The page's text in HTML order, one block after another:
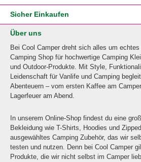
Sicher Einkaufen
Über uns
Bei Cool Camper dreht sich alles um
Camping Shop für hochwertige Camping
und Outdoor-Produkte. Mit Style,
Leidenschaft für Vanlife und Camping
Abenteuern – vom ersten Kaffee am
Lagerfeuer am Abend.
In unserem Online-Shop findest du eine
Bekleidung wie T-Shirts, Hoodies und
ausgewähltes Camping Zubehör, das wir
testen und nutzen. Denn bei Cool Camper
Produkte, die wir nicht selbst im Camper